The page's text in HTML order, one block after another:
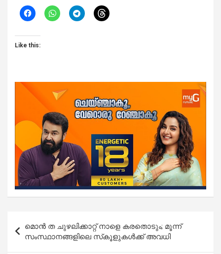
Like this:
navigation
മൊന്‍ ത ചുഴലിക്കാറ്റ് നാളെ കരതൊടും; മൂന്ന്
സംസ്ഥാനങ്ങളിലെ സ്‌കൂളുകള്‍ക്ക് അവധി